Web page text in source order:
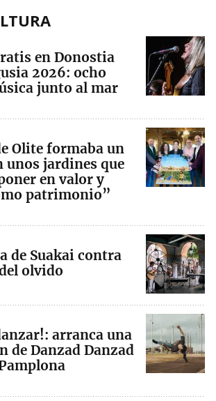
en Donostia
2026: ocho
junto al mar
Olite formaba un
unos jardines que
en valor y
patrimonio”
de Suakai contra
olvido
arranca una
de Danzad Danzad